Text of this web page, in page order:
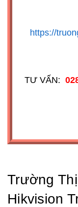
https://
TƯ VẤN:
Trường
Hikvision